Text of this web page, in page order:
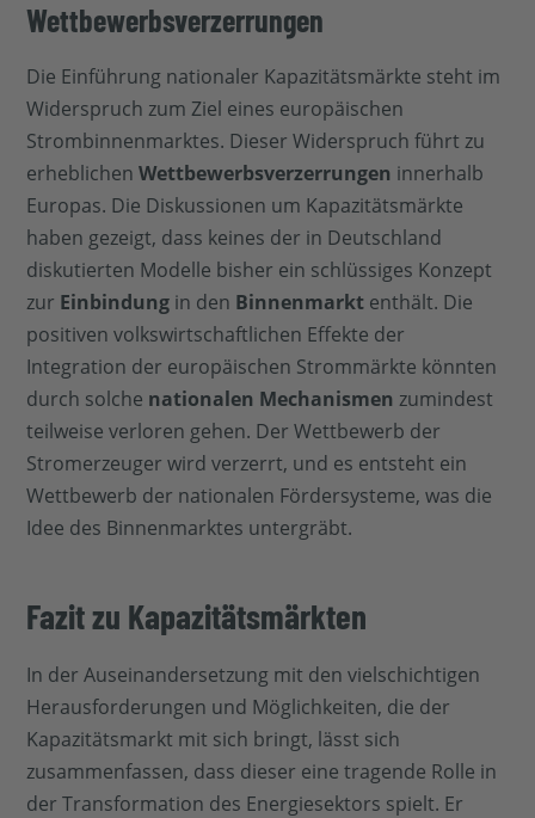
Wettbewerbsverzerrungen
Die Einführung nationaler Kapazitätsmärkte steht im
Widerspruch zum Ziel eines europäischen
Strombinnenmarktes. Dieser Widerspruch führt zu
erheblichenWettbewerbsverzerrungen innerhalb
Europas. Die Diskussionen um Kapazitätsmärkte
haben gezeigt, dass keines der in Deutschland
diskutierten Modelle bisher ein schlüssiges Konzept
zur Einbindung in den Binnenmarkt enthält. Die
positiven volkswirtschaftlichen Effekte der
Integration der europäischen Strommärkte könnten
durch solche nationalen Mechanismen zumindest
teilweise verloren gehen. Der Wettbewerb der
Stromerzeuger wird verzerrt, und es entsteht ein
Wettbewerb der nationalen Fördersysteme, was die
Idee des Binnenmarktes untergräbt.
Fazit zu Kapazitätsmärkten
In der Auseinandersetzung mit den vielschichtigen
Herausforderungen und Möglichkeiten, die der
Kapazitätsmarkt mit sich bringt, lässt sich
zusammenfassen, dass dieser eine tragende Rolle in
der Transformation des Energiesektors spielt. Er